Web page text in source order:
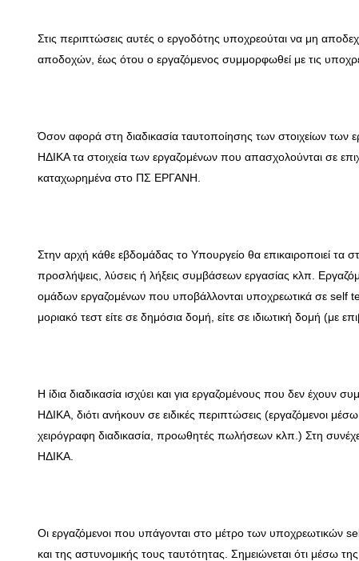
Στις περιπτώσεις αυτές ο εργοδότης υποχρεούται να μη
αποδοχών, έως ότου ο εργαζόμενος συμμορφωθεί με τις
Όσον αφορά στη διαδικασία ταυτοποίησης των στοιχείων των
ΗΔΙΚΑ τα στοιχεία των εργαζομένων που απασχολούνται σε
καταχωρημένα στο ΠΣ ΕΡΓΑΝΗ.
Στην αρχή κάθε εβδομάδας το Υπουργείο θα επικαιροποιεί τα
προσλήψεις, λύσεις ή λήξεις συμβάσεων εργασίας κλπ.
ομάδων εργαζομένων που υποβάλλονται υποχρεωτικά σε self
μοριακό τεστ είτε σε δημόσια δομή, είτε σε ιδιωτική δομή
Η ίδια διαδικασία ισχύει και για εργαζομένους που δεν
ΗΔΙΚΑ, διότι ανήκουν σε ειδικές περιπτώσεις (εργαζόμενοι
χειρόγραφη διαδικασία, προωθητές πωλήσεων κλπ.) Στη
ΗΔΙΚΑ.
Οι εργαζόμενοι που υπάγονται στο μέτρο των υποχρεωτικών
και της αστυνομικής τους ταυτότητας. Σημειώνεται ότι μέσω